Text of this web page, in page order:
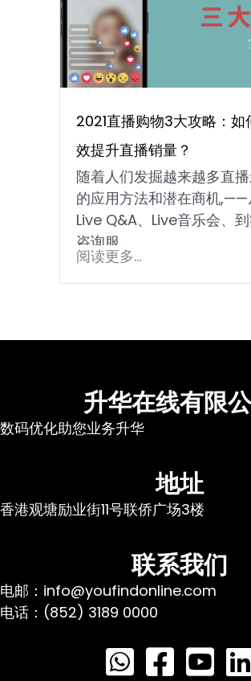
2021直播购物3大攻略：如
效提升直播销量？
随着人们发掘越来越多直
的应用方法和潜在商机,——
Live Q&A、Live音乐会、到
咨询服...
阅读更多...
升华在线有限
数码优化助您业务升华
地址
香港观塘励业街11号联侨广场3楼
联系我们
电邮：info@youfindonline.com
电话：(852) 3189 0000